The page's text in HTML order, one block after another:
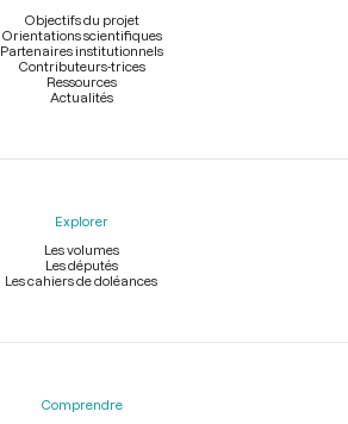
Objectifs du projet
Orientations scientifiques
Partenaires institutionnels
Contributeurs-trices
Ressources
Actualités
Explorer
Les volumes
Les députés
Les cahiers de doléances
Comprendre